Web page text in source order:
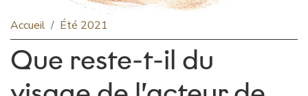
Accueil Été 2021
Que reste-t-il du